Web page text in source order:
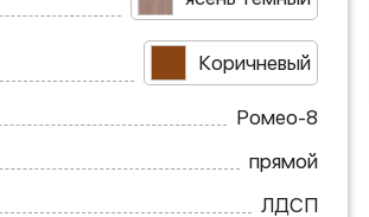
Коричневый
Ромео-8
прямой
ЛДСП